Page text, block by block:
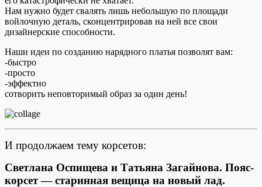
Нам нужно будет свалять лишь небольшую по площади
войлочную деталь, сконцентрировав на ней все свои
дизайнерские способности.
Наши идеи по созданию нарядного платья позволят вам:
-быстро
-просто
-эффектно
сотворить неповторимый образ за один день!
И продолжаем тему корсетов:
Светлана Оспищева и Татьяна Загайнова. Пояс-
корсет — старинная вещица на новый лад.